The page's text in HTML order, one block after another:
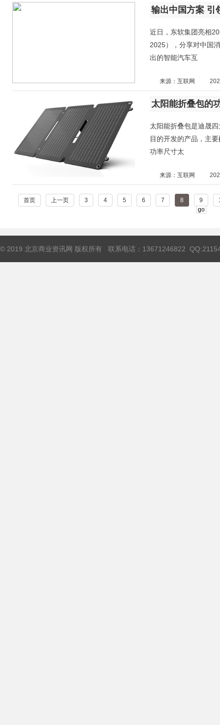
输出中国方案 引
近日，东软集团亮相
2025），分享对中国
出的智能汽车互
来源：互联网
太阳能折叠包的
太阳能折叠包是迪晟
目的开发的产品，主
功率尺寸太
来源：互联网
首页 上一页 3 4 5 6 7 8 9
© 2019 北京商业资讯网 版权所有 联系电话：13671246822